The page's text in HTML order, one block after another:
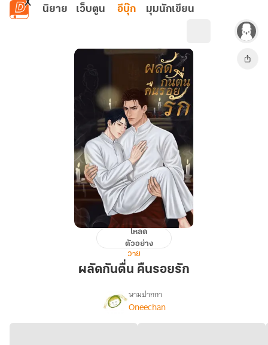
ข้ามไปยังเนื้อหาหลัก
นิยาย เว็บตูน อีบุ๊ก มุมนักเขียน
ตื่น
โหลด
ตัวอย่าง
วาย
ผลัดกันตื่น คืนรอยรัก
เรื่อง
กัน
นามปากกา
Oneechan